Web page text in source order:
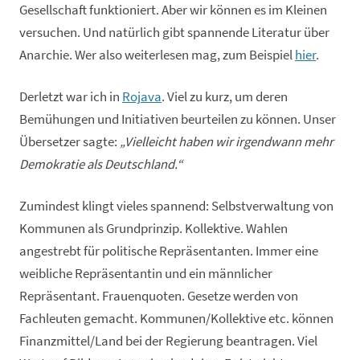
Gesellschaft funktioniert. Aber wir können es im Kleinen
versuchen. Und natürlich gibt spannende Literatur über
Anarchie. Wer also weiterlesen mag, zum Beispielhier.
Derletzt war ich in Rojava. Viel zu kurz, um deren
Bemühungen und Initiativen beurteilen zu können. Unser
Übersetzer sagte: „Vielleicht haben wir irgendwann mehr
Demokratie als Deutschland.“
Zumindest klingt vieles spannend: Selbstverwaltung von
Kommunen als Grundprinzip. Kollektive. Wahlen
angestrebt für politische Repräsentanten. Immer eine
weibliche Repräsentantin und ein männlicher
Repräsentant. Frauenquoten. Gesetze werden von
Fachleuten gemacht. Kommunen/Kollektive etc. können
Finanzmittel/Land bei der Regierung beantragen. Viel